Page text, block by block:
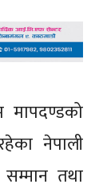
मापदण्डको
नेपाली
तथा